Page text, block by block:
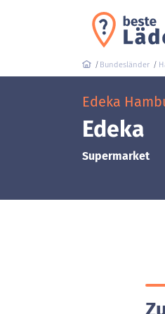
Bundesländer
Edeka
Edeka
Supermarket